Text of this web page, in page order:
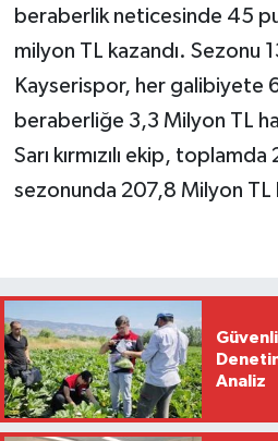
beraberlik neticesinde 45
milyon TL kazandı. Sezonu
Kayserispor, her galibiyete
beraberliğe 3,3 Milyon TL
Sarı kırmızılı ekip,
sezonunda 207,8 Milyon TL
Analiz